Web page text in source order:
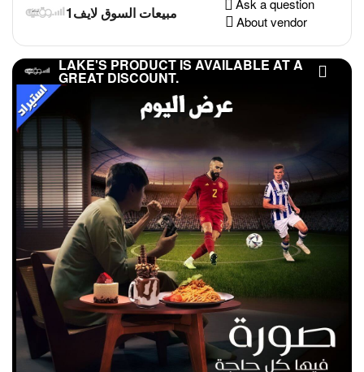
مبيعات السوق لايف1
Ask a question
About vendor
LAKE'S PRODUCT IS AVAILABLE AT A
GREAT DISCOUNT.